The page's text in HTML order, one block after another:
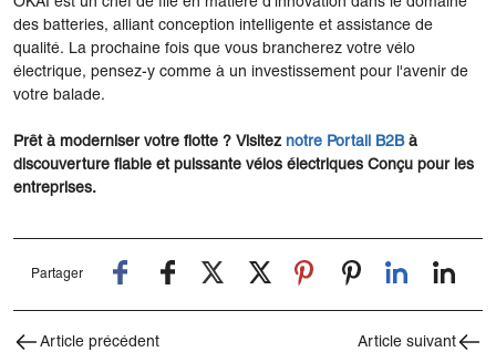
des batteries, alliant conception intelligente et assistance de
qualité. La prochaine fois que vous brancherez votre vélo
électrique, pensez-y comme à un investissement pour l'avenir de
votre balade.
Prêt à moderniser votre flotte ? Visitez notre Portail B2B à
discouverture fiable et puissante vélos électriques Conçu pour les
entreprises.
Partager
Article précédent Article suivant